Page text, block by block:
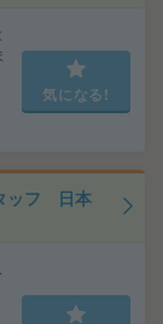
気になる!
ッフ 日本